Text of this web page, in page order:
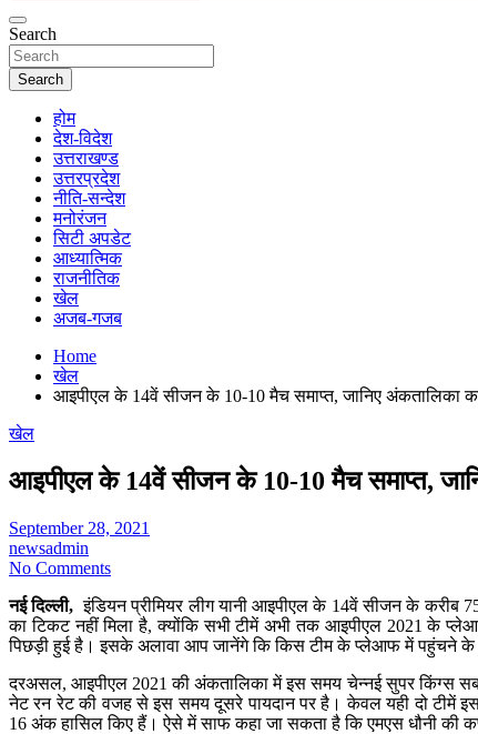
Search
Search
होम
देश-विदेश
उत्तराखण्ड
उत्तरप्रदेश
नीति-सन्देश
मनोरंजन
सिटी अपडेट
आध्यात्मिक
राजनीतिक
खेल
अजब-गजब
Home
खेल
आइपीएल के 14वें सीजन के 10-10 मैच समाप्त, जानिए अंकतालिका
खेल
आइपीएल के 14वें सीजन के 10-10 मैच समाप्त,
September 28, 2021
newsadmin
No Comments
नई दिल्ली, इंडियन प्रीमियर लीग यानी आइपीएल के 14वें सीजन के करीब
का टिकट नहीं मिला है, क्योंकि सभी टीमें अभी तक आइपीएल 2021 के
पिछड़ी हुई है। इसके अलावा आप जानेंगे कि किस टीम के प्लेआफ में पहुंचने के
दरअसल, आइपीएल 2021 की अंकतालिका में इस समय चेन्नई सुपर किंग्स
नेट रन रेट की वजह से इस समय दूसरे पायदान पर है। केवल यही दो टीमें
16 अंक हासिल किए हैं। ऐसे में साफ कहा जा सकता है कि एमएस धौनी की